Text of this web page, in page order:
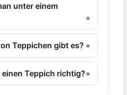
unter einem
Teppichen gibt es?
Teppich richtig?